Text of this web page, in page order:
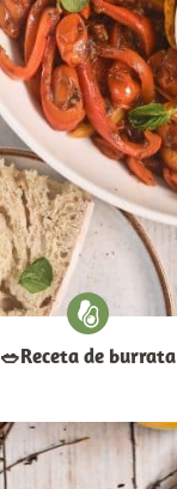
​🥗​Receta de burrata